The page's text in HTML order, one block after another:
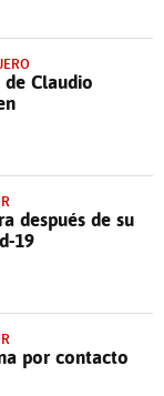
Claudio
después de su
19
por contacto